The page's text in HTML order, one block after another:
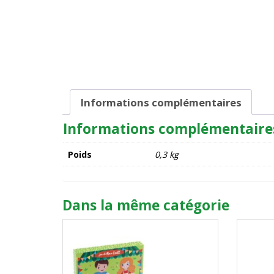
Informations complémentaires
Informations
Poids 0,3 kg
Dans la même catégorie